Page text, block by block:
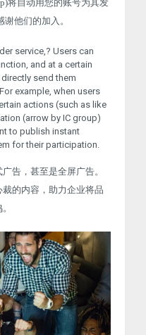
将自动用您的账号为其发
他们的加入。
service,? Users can
and at a certain
send them
example, when users
actions (such as like
(arrow by IC group)
to publish instant
for their participation.
告，甚至是全屏广告。
的内容，助力企业将品